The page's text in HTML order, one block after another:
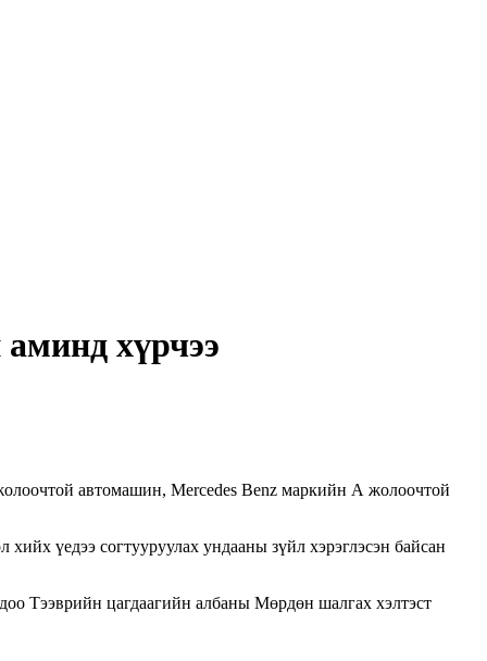
хүрчээ
автомашин, Mercedes Benz маркийн А жолоочтой
үедээ согтууруулах ундааны зүйл хэрэглэсэн байсан
Тээврийн цагдаагийн албаны Мөрдөн шалгах хэлтэст